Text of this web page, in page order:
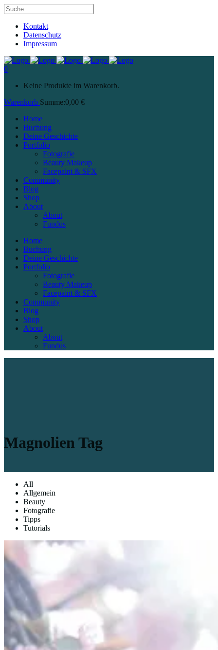
Kontakt
Datenschutz
Impressum
0
Keine Produkte im Warenkorb.
Warenkorb Summe:0,00 €
Home
Buchung
Deine Geschichte
Portfolio
Fotografie
Beauty Makeup
Facepaint & SFX
Community
Blog
Shop
About
About
Fundus
Home
Buchung
Deine Geschichte
Portfolio
Fotografie
Beauty Makeup
Facepaint & SFX
Community
Blog
Shop
About
About
Fundus
Magnolien Tag
All
Allgemein
Beauty
Fotografie
Tipps
Tutorials